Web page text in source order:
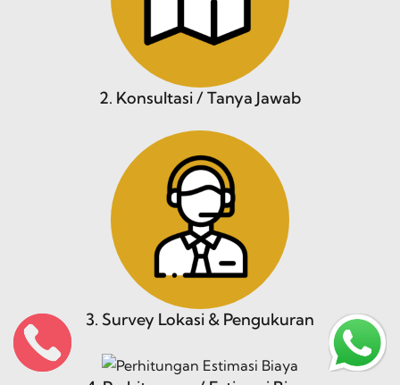
2. Konsultasi / Tanya Jawab
3. Survey Lokasi & Pengukuran